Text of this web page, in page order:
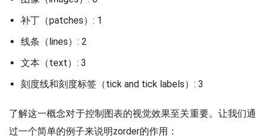
补丁（patches）: 1
线条（lines）: 2
文本（text）: 3
刻度线和刻度标签（tick and tick labels）: 3
了解这一概念对于控制图表的视觉效果至关重要。让我们通
过一个简单的例子来说明zorder的作用：